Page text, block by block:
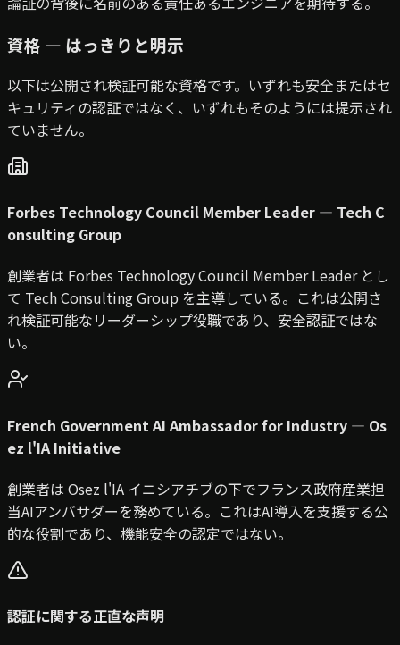
資格 — はっきりと明示
以下は公開され検証可能な資格です。いずれも安全またはセ
キュリティの認証ではなく、いずれもそのようには提示され
ていません。
Forbes Technology Council Member Leader — Tech C
onsulting Group
創業者は Forbes Technology Council Member Leader とし
て Tech Consulting Group を主導している。これは公開さ
れ検証可能なリーダーシップ役職であり、安全認証ではな
い。
French Government AI Ambassador for Industry — Os
ez l'IA Initiative
創業者は Osez l'IA イニシアチブの下でフランス政府産業担
当AIアンバサダーを務めている。これはAI導入を支援する公
的な役割であり、機能安全の認定ではない。
認証に関する正直な声明